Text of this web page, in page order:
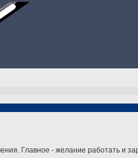
Главное - желание работать и